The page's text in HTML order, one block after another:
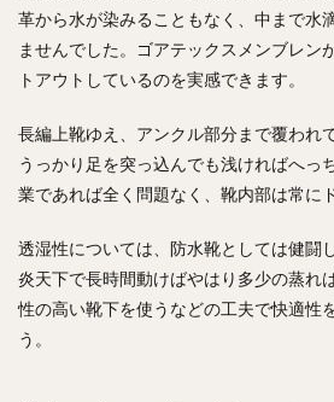
革から水が染みることもなく、中まで水
ませんでした。ゴアテックスメンブレン
トアウトしているのを実感できます。
長編上靴ゆえ、アンクル部分まで覆われ
うっかり足を突っ込んでも浅ければへっ
業であれば全く問題なく、靴内部は常に
透湿性については、防水靴としては健闘
炎天下で長時間動けばやはり多少の蒸れ
性の高い靴下を使うなどの工夫で快適性
う。